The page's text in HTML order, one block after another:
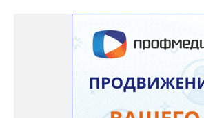
однажды реанимация не смогла добраться
Жители писали в администрацию города и
пытались ремонтировать дорогу своими
– рассказали в ОНФ. Общественники
они добились, чтобы участок разровняли
этого потребовалось обратиться в мэрию